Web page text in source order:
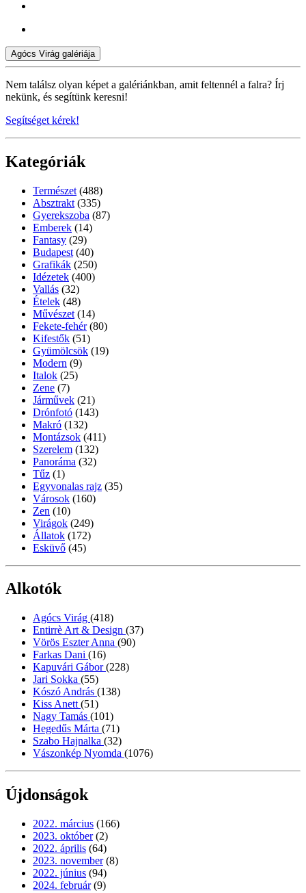
Agócs Virág galériája
Nem találsz olyan képet a galériánkban, amit feltennél a falra? Írj
nekünk, és segítünk keresni!
Segítséget kérek!
Kategóriák
Természet (488)
Absztrakt (335)
Gyerekszoba (87)
Emberek (14)
Fantasy (29)
Budapest (40)
Grafikák (250)
Idézetek (400)
Vallás (32)
Ételek (48)
Művészet (14)
Fekete-fehér (80)
Kifestők (51)
Gyümölcsök (19)
Modern (9)
Italok (25)
Zene (7)
Járművek (21)
Drónfotó (143)
Makró (132)
Montázsok (411)
Szerelem (132)
Panoráma (32)
Tűz (1)
Egyvonalas rajz (35)
Városok (160)
Zen (10)
Virágok (249)
Állatok (172)
Esküvő (45)
Alkotók
Agócs Virág (418)
Entirrè Art & Design (37)
Vörös Eszter Anna (90)
Farkas Dani (16)
Kapuvári Gábor(228)
Jari Sokka (55)
Kószó András (138)
Kiss Anett (51)
Nagy Tamás (101)
Hegedűs Márta (71)
Szabo Hajnalka (32)
Vászonkép Nyomda (1076)
Újdonságok
2022. március (166)
2023. október (2)
2022. április (64)
2023. november (8)
2022. június (94)
2024. február (9)